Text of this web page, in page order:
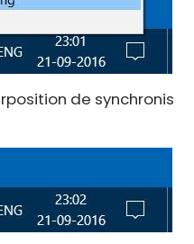
de synchronis